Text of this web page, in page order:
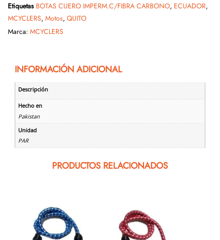
Etiquetas BOTAS CUERO IMPERM.C/FIBRA CARBONO, ECUADOR,
MCYCLERS, Motos, QUITO
Marca: MCYCLERS
INFORMACIÓN ADICIONAL
Descripción
Hecho en
Pakistan
Unidad
PAR
PRODUCTOS RELACIONADOS